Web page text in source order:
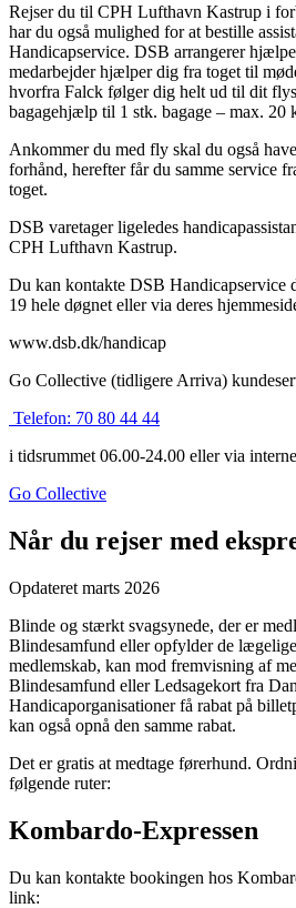
Rejser du til CPH Lufthavn Kastrup i
har du også mulighed for at bestille
Handicapservice. DSB arrangerer
medarbejder hjælper dig fra toget til
hvorfra Falck følger dig helt ud til dit
bagagehjælp til 1 stk. bagage – max. 20
Ankommer du med fly skal du også
forhånd, herefter får du samme service
toget.
DSB varetager ligeledes
CPH Lufthavn Kastrup.
Du kan kontakte DSB Handicapservice
19 hele døgnet eller via deres
www.dsb.dk/handicap
Go Collective (tidligere Arriva)
Telefon: 70 80 44 44
i tidsrummet 06.00-24.00 eller via
Go Collective
Når du rejser med
Opdateret marts 2026
Blinde og stærkt svagsynede, der er
Blindesamfund eller opfylder de
medlemskab, kan mod fremvisning af
Blindesamfund eller Ledsagekort fra
Handicaporganisationer få rabat på
kan også opnå den samme rabat.
Det er gratis at medtage førerhund.
følgende ruter:
Kombardo-Expressen
Du kan kontakte bookingen hos
link: